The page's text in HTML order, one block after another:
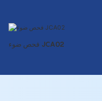
فحص ضوء JCA02